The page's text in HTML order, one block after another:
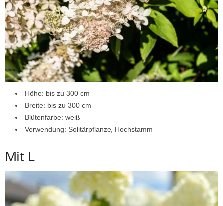
Höhe: bis zu 300 cm
Breite: bis zu 300 cm
Blütenfarbe: weiß
Verwendung: Solitärpflanze, Hochstamm
Mit L